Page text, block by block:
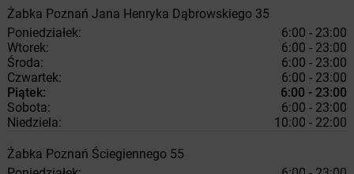
Żabka Poznań Jana Henryka Dąbrowskiego 35
Poniedziałek:
6:00 - 23:00
Wtorek:
6:00 - 23:00
Środa:
6:00 - 23:00
Czwartek:
6:00 - 23:00
Piątek:
6:00 - 23:00
Sobota:
6:00 - 23:00
Niedziela:
10:00 - 22:00
Żabka Poznań Ściegiennego 55